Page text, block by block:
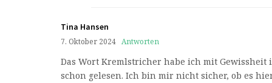
Tina Hansen
7. Oktober 2024 Antworten
Das Wort Kremlstricher habe ich mit Gewissheit
schon gelesen. Ich bin mir nicht sicher, ob es